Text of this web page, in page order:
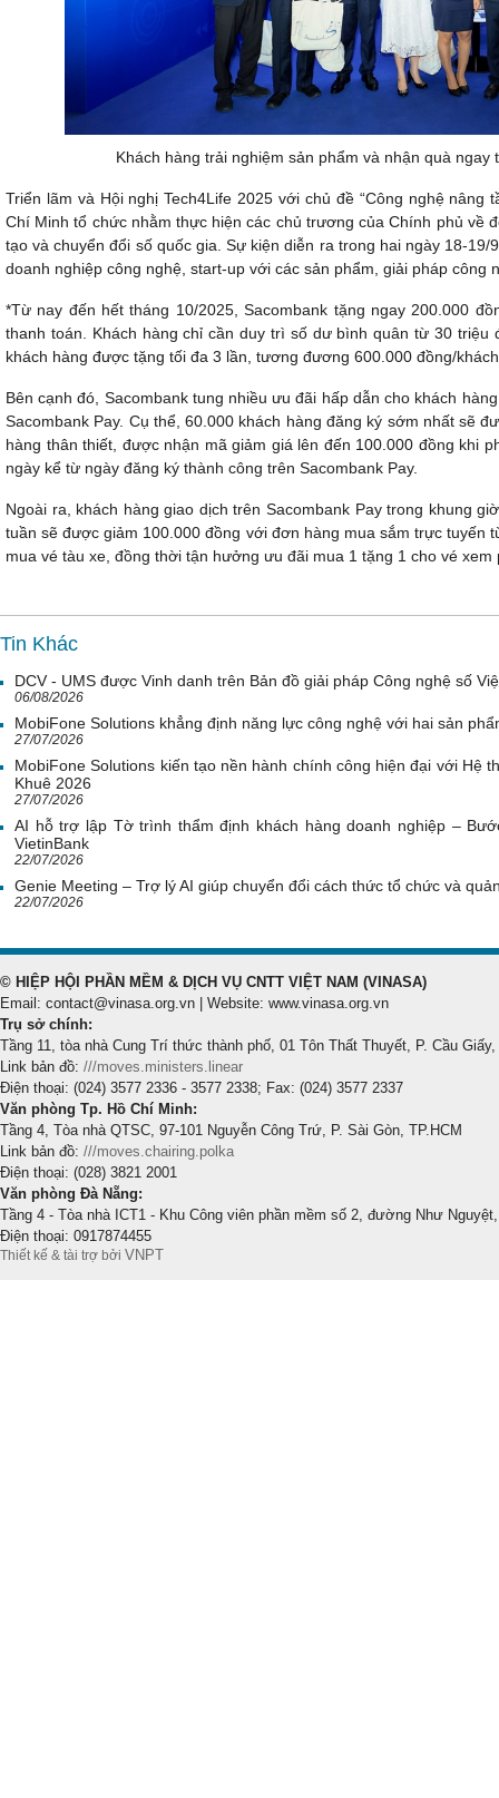
Khách hàng trải nghiệm sản phẩm và nhận quà
Triển lãm và Hội nghị Tech4Life 2025 với chủ đề “Công nghệ nâng
Chí Minh tổ chức nhằm thực hiện các chủ trương của Chính phủ về
tạo và chuyển đổi số quốc gia. Sự kiện diễn ra trong hai ngày 18-
doanh nghiệp công nghệ, start-up với các sản phẩm, giải pháp
*Từ nay đến hết tháng 10/2025, Sacombank tặng ngay 200.000
thanh toán. Khách hàng chỉ cần duy trì số dư bình quân từ 30 triệu
khách hàng được tặng tối đa 3 lần, tương đương 600.000 đồng/
Bên cạnh đó, Sacombank tung nhiều ưu đãi hấp dẫn cho khách
Sacombank Pay. Cụ thể, 60.000 khách hàng đăng ký sớm nhất sẽ
hàng thân thiết, được nhận mã giảm giá lên đến 100.000 đồng khi
ngày kể từ ngày đăng ký thành công trên Sacombank Pay.
Ngoài ra, khách hàng giao dịch trên Sacombank Pay trong khung
tuần sẽ được giảm 100.000 đồng với đơn hàng mua sắm trực tuyến
mua vé tàu xe, đồng thời tận hưởng ưu đãi mua 1 tặng 1 cho vé
Tin Khác
DCV - UMS được Vinh danh trên Bản đồ giải pháp Công nghệ số
06/08/2026
MobiFone Solutions khẳng định năng lực công nghệ với hai sản
27/07/2026
MobiFone Solutions kiến tạo nền hành chính công hiện đại với Hệ
Khuê 2026
27/07/2026
AI hỗ trợ lập Tờ trình thẩm định khách hàng doanh nghiệp –
VietinBank
22/07/2026
Genie Meeting – Trợ lý AI giúp chuyển đổi cách thức tổ chức và
22/07/2026
© HIỆP HỘI PHẦN MỀM & DỊCH VỤ CNTT VIỆT NAM (VINASA)
Email: contact@vinasa.org.vn | Website: www.vinasa.org.vn
Trụ sở chính:
Tầng 11, tòa nhà Cung Trí thức thành phố, 01 Tôn Thất Thuyết, P. Cầu Giấy,
Link bản đồ: ///moves.ministers.linear
Điện thoại: (024) 3577 2336 - 3577 2338; Fax: (024) 3577 2337
Văn phòng Tp. Hồ Chí Minh:
Tầng 4, Tòa nhà QTSC, 97-101 Nguyễn Công Trứ, P. Sài Gòn, TP.HCM
Link bản đồ: ///moves.chairing.polka
Điện thoại: (028) 3821 2001
Văn phòng Đà Nẵng:
Tầng 4 - Tòa nhà ICT1 - Khu Công viên phần mềm số 2, đường Như
Điện thoại: 0917874455
Thiết kế & tài trợ bởi VNPT